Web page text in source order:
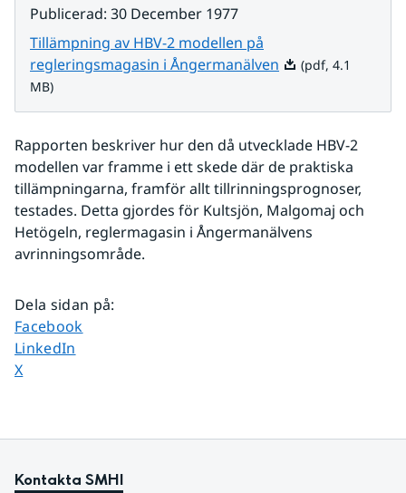
Publicerad: 30 December 1977
Tillämpning av HBV-2 modellen på
regleringsmagasin i Ångermanälven Pdf, 4.1 MB.
(pdf, 4.1
MB)
Rapporten beskriver hur den då utvecklade HBV-2
modellen var framme i ett skede där de praktiska
tillämpningarna, framför allt tillrinningsprognoser,
testades. Detta gjordes för Kultsjön, Malgomaj och
Hetögeln, reglermagasin i Ångermanälvens
avrinningsområde.
Dela sidan på:
Dela sidan på
Facebook
Dela sidan på
LinkedIn
Dela sidan på
X
Kontakta SMHI